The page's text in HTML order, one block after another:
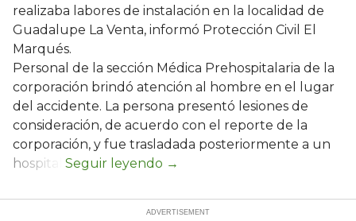
realizaba labores de instalación en la localidad de
Guadalupe La Venta, informó Protección Civil El
Marqués.
Personal de la sección Médica Prehospitalaria de la
corporación brindó atención al hombre en el lugar
del accidente. La persona presentó lesiones de
consideración, de acuerdo con el reporte de la
corporación, y fue trasladada posteriormente a un
hospital.